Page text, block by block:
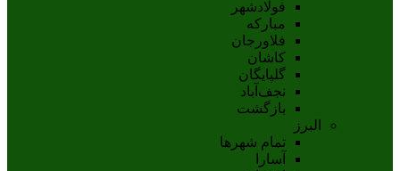
فولادشهر
مبارکه
فلاورجان
کاشان
گلپايگان
نجف‌آباد
بازگشت
البرز
تمام شهر‌ها
آسارا